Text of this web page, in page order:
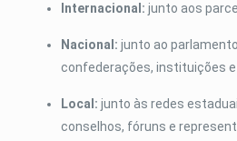
Internacional: junto aos
Nacional: junto ao
confederações, instituições
Local: junto às redes
conselhos, fóruns e